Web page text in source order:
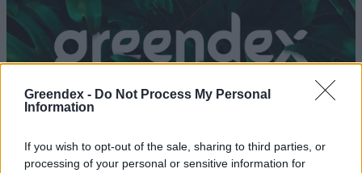
Greendex - Do Not Process My Personal
Information
If you wish to opt-out of the sale, sharing to third parties, or
processing of your personal or sensitive information for